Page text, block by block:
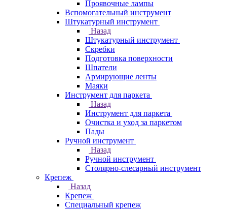
Проявочные лампы
Вспомогательный инструмент
Штукатурный инструмент
Назад
Штукатурный инструмент
Скребки
Подготовка поверхности
Шпатели
Армирующие ленты
Маяки
Инструмент для паркета
Назад
Инструмент для паркета
Очистка и уход за паркетом
Пады
Ручной инструмент
Назад
Ручной инструмент
Столярно-слесарный инструмент
Крепеж
Назад
Крепеж
Специальный крепеж